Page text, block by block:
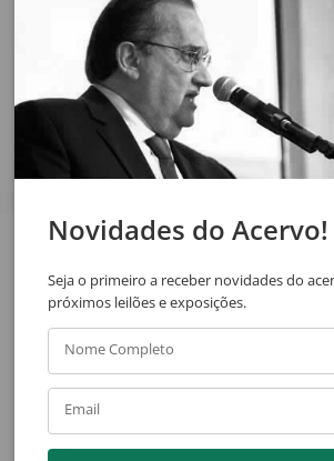
SOLICITAR ORÇAMENTO
Compartilhar
Novidades do Acervo!
Seja o primeiro a receber novidades do
próximos leilões e exposições.
Nome Completo
Email